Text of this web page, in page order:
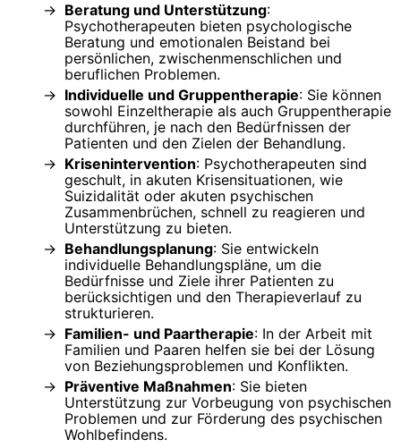
Beratung und Unterstützung:
Psychotherapeuten bieten psychologische
Beratung und emotionalen Beistand bei
persönlichen, zwischenmenschlichen und
beruflichen Problemen.
Individuelle und Gruppentherapie: Sie können
sowohl Einzeltherapie als auch Gruppentherapie
durchführen, je nach den Bedürfnissen der
Patienten und den Zielen der Behandlung.
Krisenintervention: Psychotherapeuten sind
geschult, in akuten Krisensituationen, wie
Suizidalität oder akuten psychischen
Zusammenbrüchen, schnell zu reagieren und
Unterstützung zu bieten.
Behandlungsplanung: Sie entwickeln
individuelle Behandlungspläne, um die
Bedürfnisse und Ziele ihrer Patienten zu
berücksichtigen und den Therapieverlauf zu
strukturieren.
Familien- und Paartherapie: In der Arbeit mit
Familien und Paaren helfen sie bei der Lösung
von Beziehungsproblemen und Konflikten.
Präventive Maßnahmen: Sie bieten
Unterstützung zur Vorbeugung von psychischen
Problemen und zur Förderung des psychischen
Wohlbefindens.